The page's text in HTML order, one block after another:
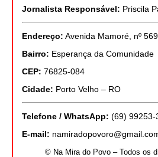
Jornalista Responsável: Priscila
Endereço: Avenida Mamoré, nº
Bairro: Esperança da Comunidade
CEP: 76825-084
Cidade: Porto Velho – RO
Telefone / WhatsApp: (69) 99253-
E-mail:
© Na Mira do Povo – Todos os